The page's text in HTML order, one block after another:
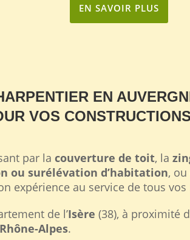
EN SAVOIR PLUS
EN
VOS
par lacouverture de toit, la
ou surélévation d’habitation, ou
expérience au service de tous
de l’Isère (38), à proximité
Alpes.